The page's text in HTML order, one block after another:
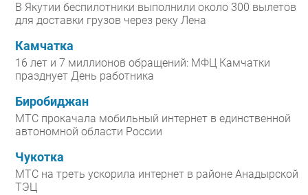
В Якутии беспилотники выполнили около 300 вылетов
для доставки грузов через реку Лена
Камчатка
16 лет и 7 миллионов обращений: МФЦ Камчатки
празднует День работника
Биробиджан
МТС прокачала мобильный интернет в единственной
автономной области России
Чукотка
МТС на треть ускорила интернет в районе Анадырской
ТЭЦ